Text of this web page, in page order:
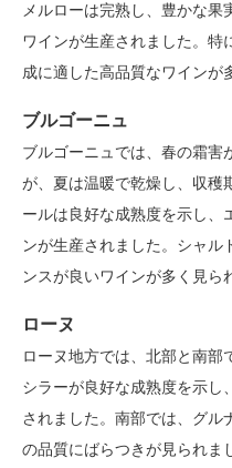
メルローは完熟し、豊かな
ワインが生産されました。特
成に適した高品質なワインが
ブルゴーニュ
ブルゴーニュでは、春の霜害
が、夏は温暖で乾燥し、収穫
ールは良好な成熟度を示し、
ンが生産されました。シャル
ンスが良いワインが多く見ら
ローヌ
ローヌ地方では、北部と南部
シラーが良好な成熟度を示し
されました。南部では、グル
の品質にばらつきが見られま